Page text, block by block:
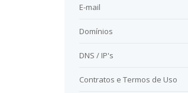
E-mail
Domínios
DNS / IP's
Contratos e Termos de Uso